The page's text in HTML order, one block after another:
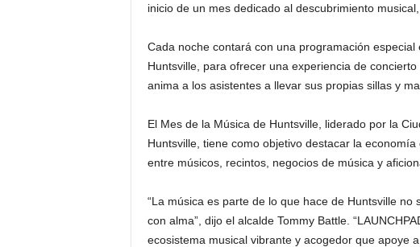
inicio de un mes dedicado al descubrimiento
Cada noche contará con una programación
Huntsville, para ofrecer una experiencia de
anima a los asistentes a llevar sus propias sillas y
El Mes de la Música de Huntsville, liderado por la
Huntsville, tiene como objetivo destacar la
entre músicos, recintos, negocios de música y
“La música es parte de lo que hace de Huntsville
con alma”, dijo el alcalde Tommy Battle.
ecosistema musical vibrante y acogedor que apoye